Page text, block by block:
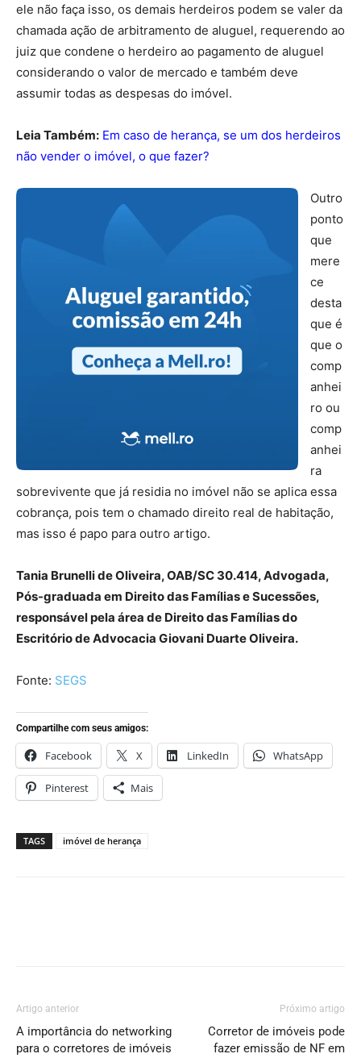
ele não faça isso, os demais herdeiros podem se valer da
chamada ação de arbitramento de aluguel, requerendo ao
juiz que condene o herdeiro ao pagamento de aluguel
considerando o valor de mercado e também deve
assumir todas as despesas do imóvel.
Leia Também: Em caso de herança, se um dos herdeiros
não vender o imóvel, o que fazer?
Outro
ponto
que
mere
ce
desta
que é
que o
comp
anhei
ro ou
comp
anhei
ra
sobrevivente que já residia no imóvel não se aplica essa
cobrança, pois tem o chamado direito real de habitação,
mas isso é papo para outro artigo.
Tania Brunelli de Oliveira, OAB/SC 30.414, Advogada,
Pós-graduada em Direito das Famílias e Sucessões,
responsável pela área de Direito das Famílias do
Escritório de Advocacia Giovani Duarte Oliveira.
Fonte: SEGS
Compartilhe com seus amigos:
Facebook X LinkedIn WhatsApp
Pinterest Mais
TAGS imóvel de herança
Artigo anterior
A importância do networking
para o corretores de imóveis
Próximo artigo
Corretor de imóveis pode
fazer emissão de NF em